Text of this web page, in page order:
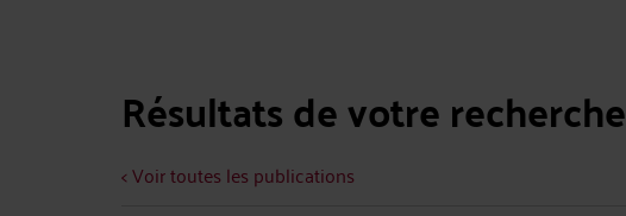
Résultats de votre recherche
< Voir toutes les publications